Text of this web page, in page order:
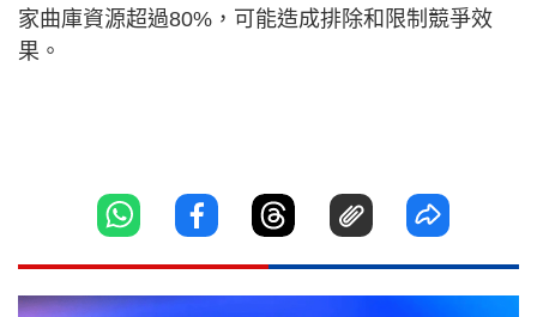
家曲庫資源超過80%，可能造成排除和限制競爭效
果。